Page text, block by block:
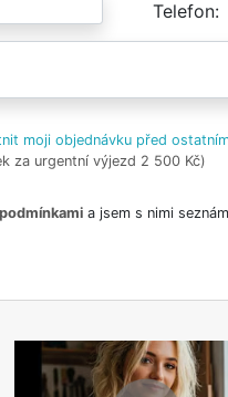
Telefon
moji objednávku před
za urgentní výjezd 2 500 Kč)
a jsem s nimi